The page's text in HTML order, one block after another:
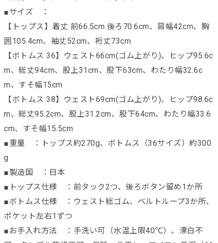
■サイズ ：
【トップス】着丈 前66.5cm 後ろ70.6cm、肩幅42cm、胸
囲105.4cm、袖丈52cm、裄丈73cm
【ボトムス 36】ウェスト66cm(ゴム上がり)、ヒップ95.6c
m、総丈94cm、股上31cm、股下63cm、わたり幅32.6c
m、すそ幅15cm
【ボトムス 38】ウェスト69cm(ゴム上がり)、ヒップ98.6c
m、総丈95.2cm、股上31.2cm、股下64cm、わたり幅33.6
cm、すそ幅15.5cm
■重量 ：トップス約270g、ボトムス（36サイズ）約300
g
■製造国 ：日本
■トップス仕様 ：前タック2つ、後ろボタン留め1か所
■ボトムス仕様 ：ウェスト総ゴム、ベルトループ3か所、
ポケット左右1ずつ
■お手入れ方法 ：手洗い可（水温上限40℃）、漂白不